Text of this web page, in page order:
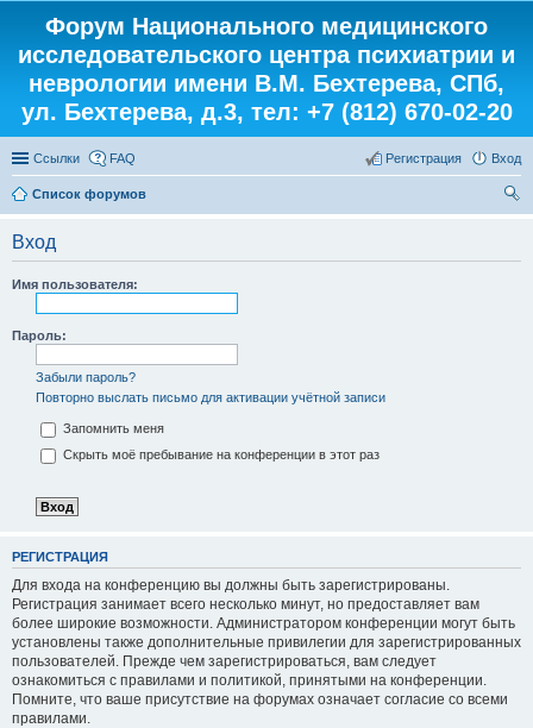
Форум Национального медицинского
исследовательского центра психиатрии и
неврологии имени В.М. Бехтерева, СПб,
ул. Бехтерева, д.3, тел: +7 (812) 670-02-20
Ссылки FAQ Вход
Регистрация
Список форумов
Вход
Имя пользователя:
Пароль:
Забыли пароль?
Повторно выслать письмо для активации учётной записи
Запомнить меня
Скрыть моё пребывание на конференции в этот раз
РЕГИСТРАЦИЯ
Для входа на конференцию вы должны быть зарегистрированы.
Регистрация занимает всего несколько минут, но предоставляет вам
более широкие возможности. Администратором конференции могут быть
установлены также дополнительные привилегии для зарегистрированных
пользователей. Прежде чем зарегистрироваться, вам следует
ознакомиться с правилами и политикой, принятыми на конференции.
Помните, что ваше присутствие на форумах означает согласие со всеми
правилами.